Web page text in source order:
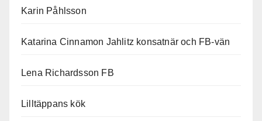
Karin Påhlsson
Katarina Cinnamon Jahlitz konsatnär och FB-vän
Lena Richardsson FB
Lilltäppans kök